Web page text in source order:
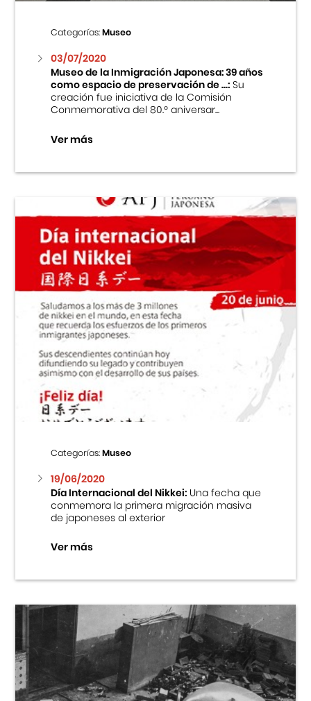
Categorías:Museo
03/07/2020
Museo de la Inmigración Japonesa: 39 años
como espacio de preservación de ...:Su
creación fue iniciativa de la Comisión
Conmemorativa del 80.º aniversar...
Ver más
Categorías:Museo
19/06/2020
Día Internacional del Nikkei:Una fecha que
conmemora la primera migración masiva
de japoneses al exterior
Ver más